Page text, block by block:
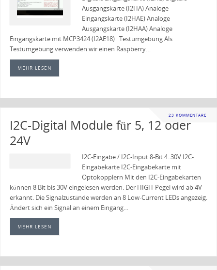
Ausgangskarte (I2HA) Analoge
Eingangskarte (I2HAE) Analoge
Ausgangskarte (I2HAA) Analoge
Eingangskarte mit MCP3424 (I2AE18) Testumgebung Als
Testumgebung verwenden wir einen Raspberry…
MEHR LESEN
23 KOMMENTARE
I2C-Digital Module für 5, 12 oder
24V
I2C-Eingabe / I2C-Input 8-Bit 4..30V I2C-
Eingabekarte I2C-Eingabekarte mit
Optokopplern Mit den I2C-Eingabekarten
können 8 Bit bis 30V eingelesen werden. Der HIGH-Pegel wird ab 4V
erkannt. Die Signalzustände werden an 8 Low-Current LEDs angezeig.
Ändert sich ein Signal an einem Eingang…
MEHR LESEN